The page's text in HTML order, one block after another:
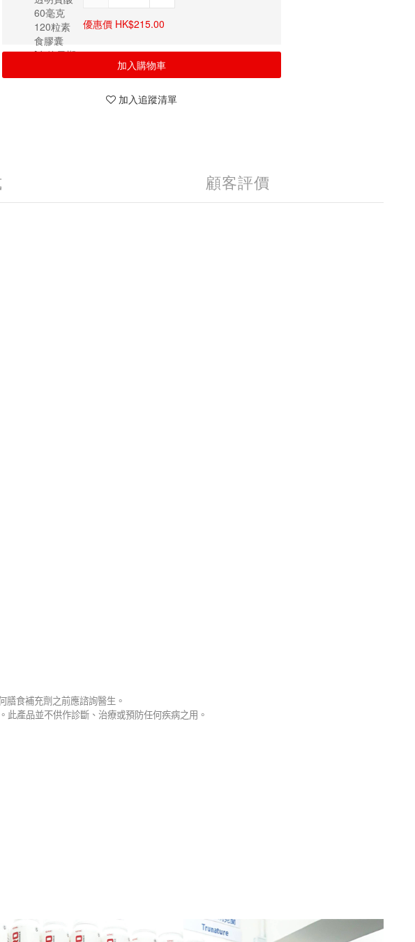
優惠價 HK$215.00
加入購物車
加入追蹤清單
顧客評價
膳食補充劑之前應諮詢醫生。
產品並不供作診斷、治療或預防任何疾病之用。